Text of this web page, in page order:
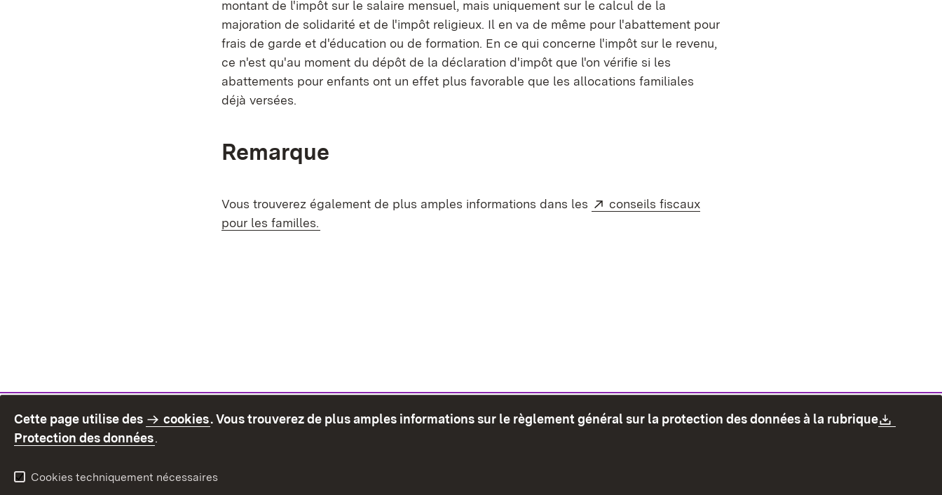
montant de l'impôt sur le salaire mensuel, mais uniquement sur le calcul de la
majoration de solidarité et de l'impôt religieux. Il en va de même pour l'abattement pour
frais de garde et d'éducation ou de formation. En ce qui concerne l'impôt sur le revenu,
ce n'est qu'au moment du dépôt de la déclaration d'impôt que l'on vérifie si les
abattements pour enfants ont un effet plus favorable que les allocations familiales
déjà versées.
Remarque
Vous trouverez également de plus amples informations dans les Externe:
conseils fiscaux
pour les familles.
Cette page utilise des cookies. Vous trouverez de plus amples informations sur le règlement général sur la protection des données à la rubrique
Protection des données.
Cookies techniquement nécessaires